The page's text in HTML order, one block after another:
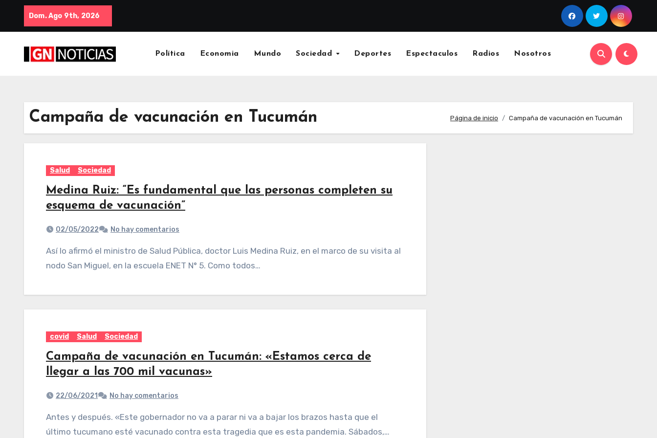
Dom. Ago 9th, 2026
Política Economia Mundo Sociedad Deportes Espectaculos Radios Nosotros
Campaña de vacunación en Tucumán Página de inicio Campaña de vacunación en Tucumán
Salud Sociedad
Medina Ruiz: “Es fundamental que las personas completen su
esquema de vacunación”
02/05/2022 No hay comentarios
Así lo afirmó el ministro de Salud Pública, doctor Luis Medina Ruiz, en el marco de su visita al
nodo San Miguel, en la escuela ENET N° 5. Como todos…
covid Salud Sociedad
Campaña de vacunación en Tucumán: «Estamos cerca de
llegar a las 700 mil vacunas»
22/06/2021 No hay comentarios
Antes y después. «Este gobernador no va a parar ni va a bajar los brazos hasta que el
último tucumano esté vacunado contra esta tragedia que es esta pandemia. Sábados,…